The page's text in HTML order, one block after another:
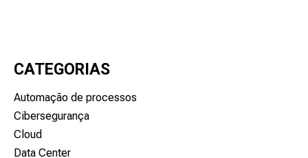
CATEGORIAS
Automação de processos
Cibersegurança
Cloud
Data Center